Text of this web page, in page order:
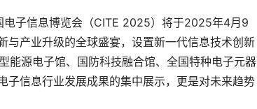
子信息博览会（CITE 2025）将于2025年4月9
与产业升级的全球盛宴，设置新一代信息技术创新
能源电子馆、国防科技融合馆、全国特种电子元器
信息行业发展成果的集中展示，更是对未来趋势